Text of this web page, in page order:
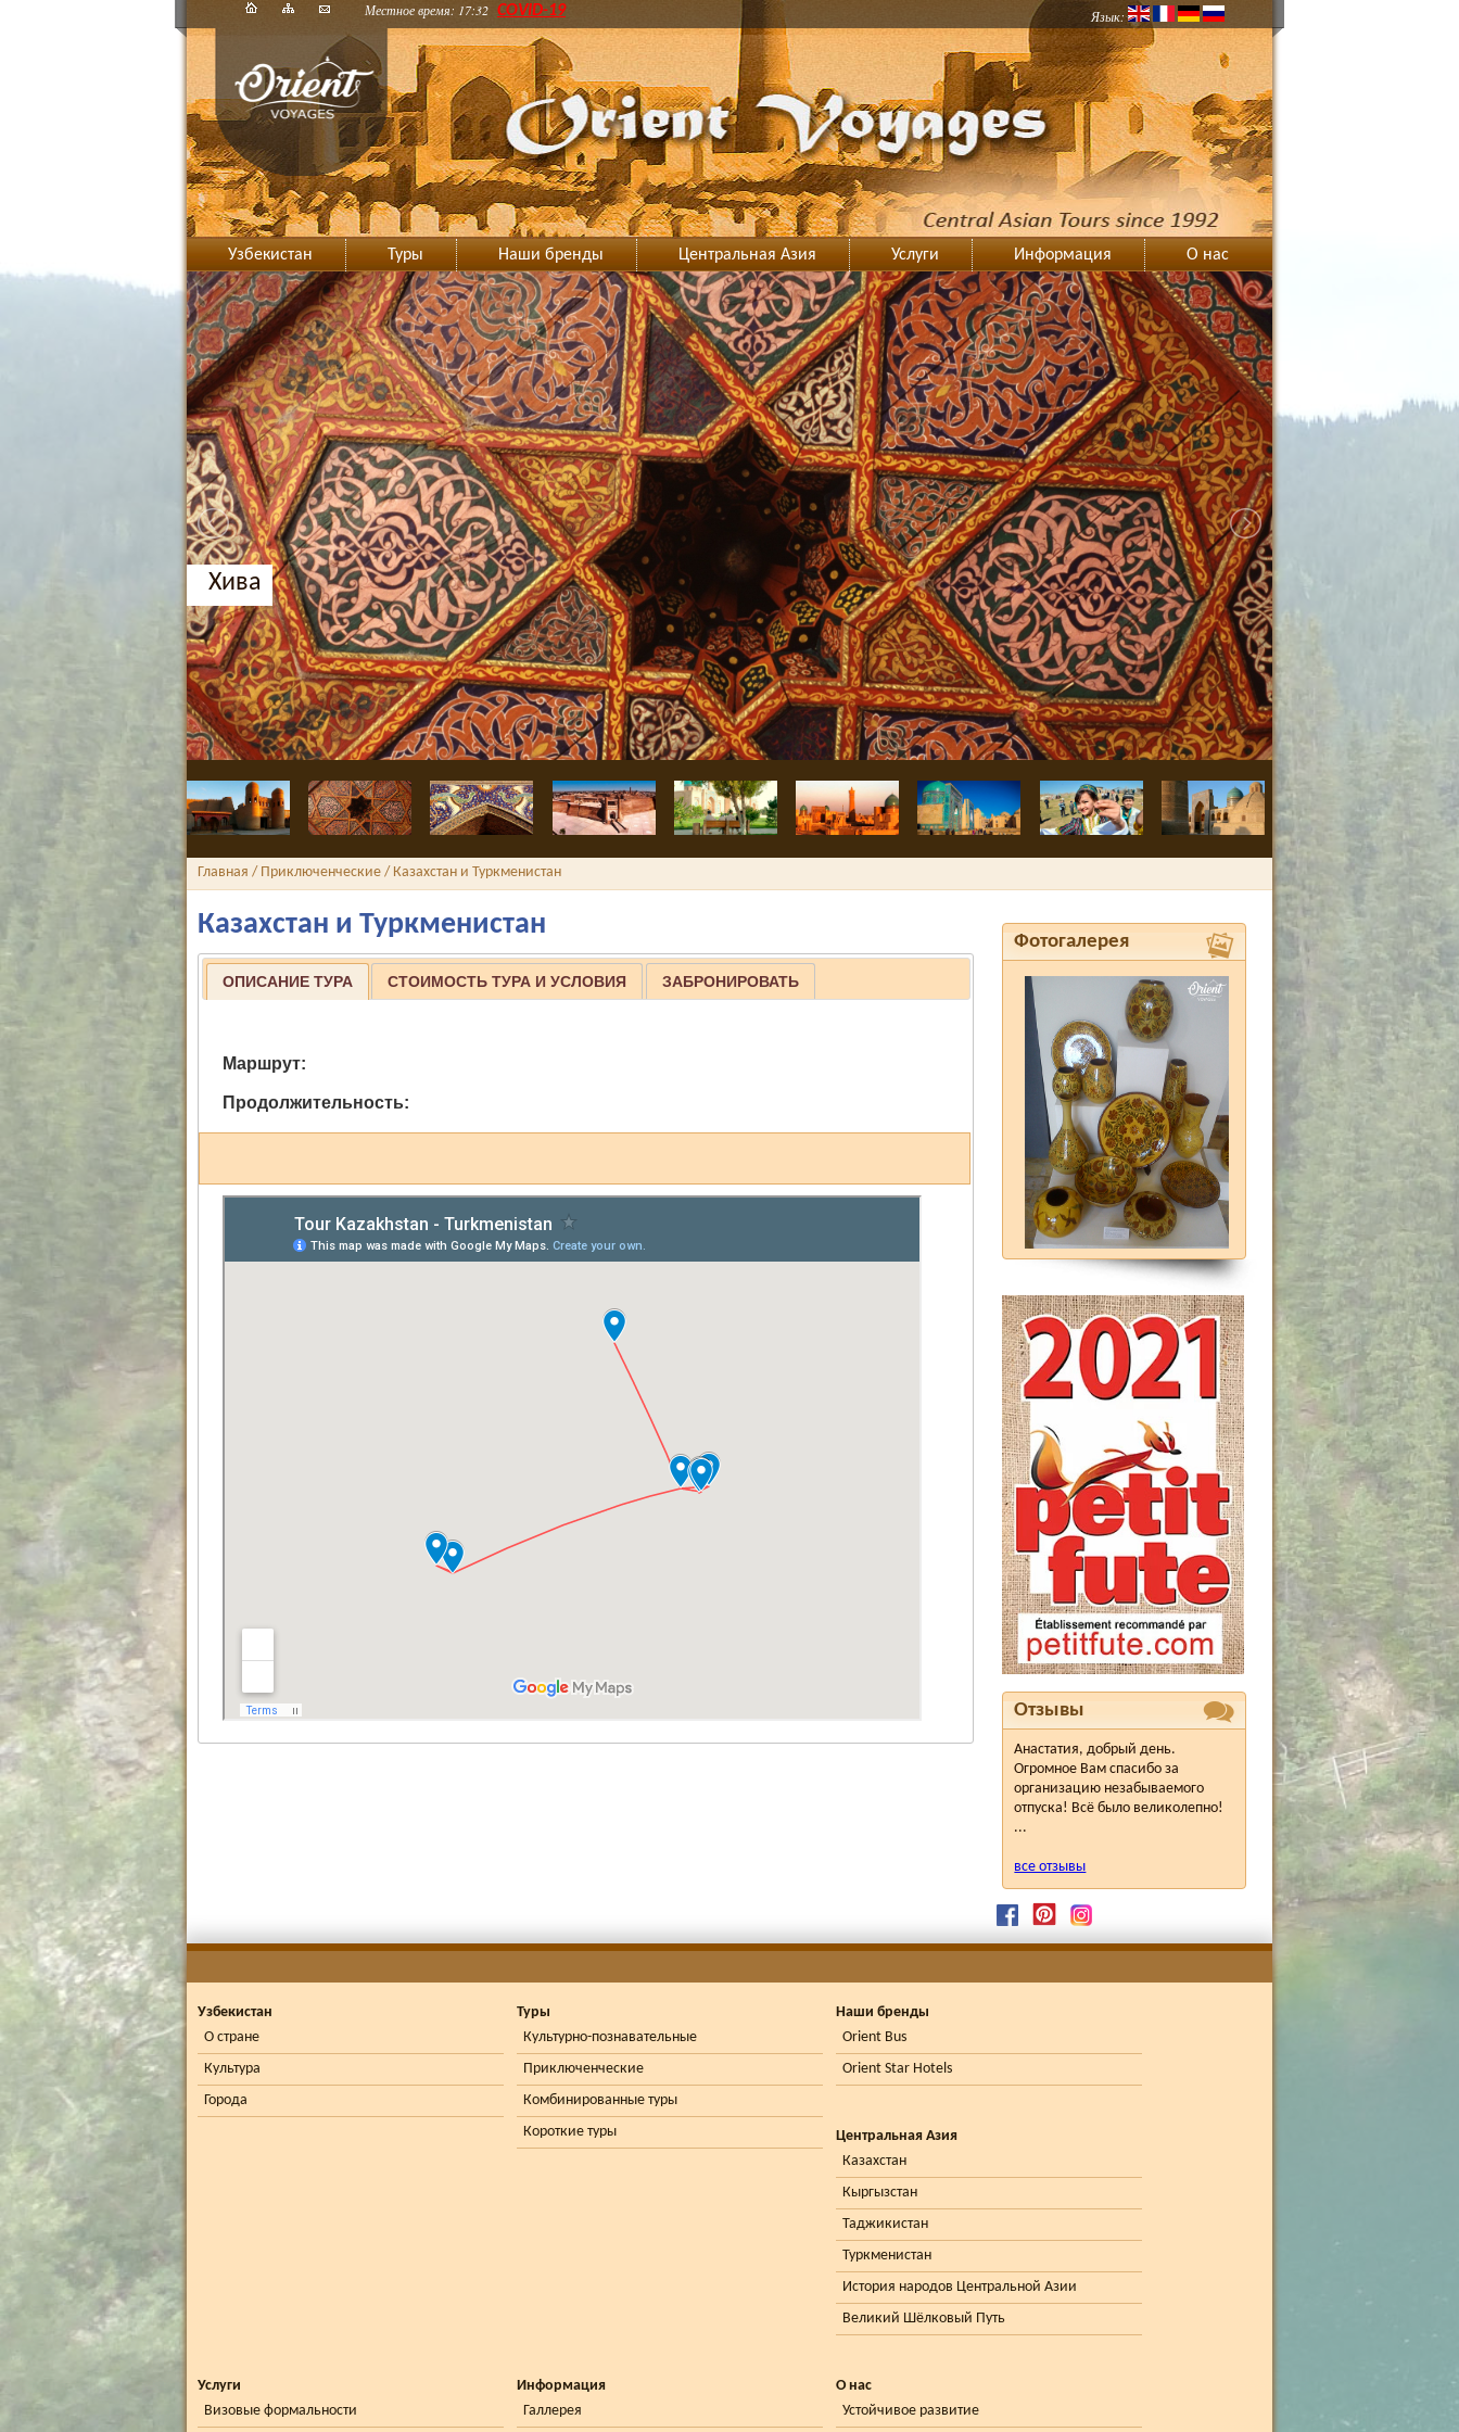
Местное время: 17:32 COVID-19 Язык:
Узбекистан Туры Наши бренды Центральная Азия Услуги Информация О нас
Бухара, Медресе Нодир Диван-Беги
Главная / Приключенческие / Казахстан и Туркменистан
Казахстан и Туркменистан
ОПИСАНИЕ ТУРА СТОИМОСТЬ ТУРА И УСЛОВИЯ ЗАБРОНИРОВАТЬ
Маршрут:
Продолжительность:
Фотогалерея
Отзывы
Анастатия, добрый день.
Огромное Вам спасибо за
организацию незабываемого
отпуска! Всё было великолепно!
...
все отзывы
Узбекистан
О стране
Культура
Города
Туры
Культурно-познавательные
Приключенческие
Комбинированные туры
Короткие туры
Наши бренды
Orient Bus
Orient Star Hotels
Центральная Азия
Казахстан
Кыргызстан
Таджикистан
Туркменистан
История народов Центральной Азии
Великий Шёлковый Путь
Услуги
Визовые формальности
Информация
Галлерея
О нас
Устойчивое развитие